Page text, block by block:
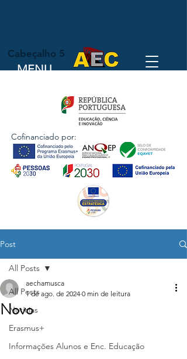
Cofinanciado por:
MENU
Cabeçalho 5
Post
All Posts
Notícias
Erasmus+
Informações Alunos e Enc. Educação
All Posts
Novo
aechamusca
1 de ago. de 2024 0 min de leitura